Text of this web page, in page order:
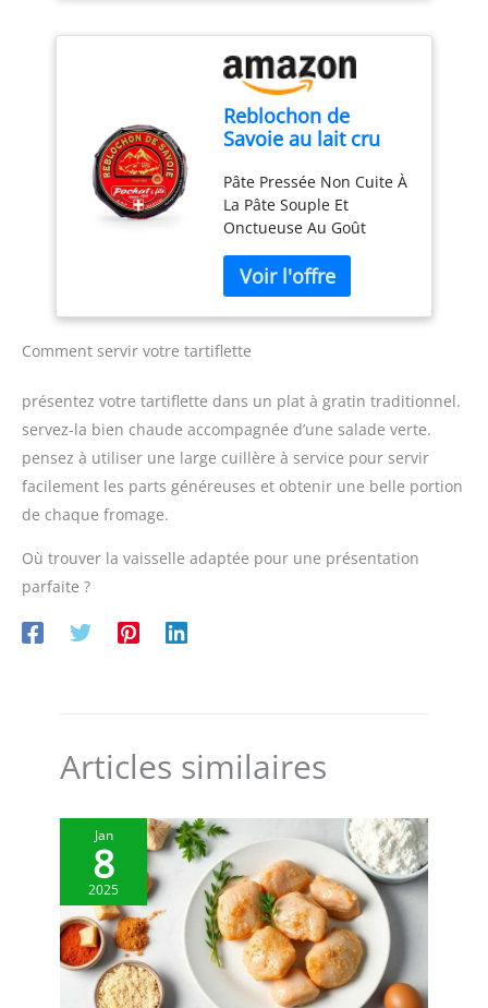
Reblochon de
Savoie au lait cru
Pâte Pressée Non Cuite À
La Pâte Souple Et
Onctueuse Au Goût
Légèrement Salé
Comment servir votre tartiflette
présentez votre tartiflette dans un plat à gratin traditionnel.
servez-la bien chaude accompagnée d’une salade verte.
pensez à utiliser une large cuillère à service pour servir
facilement les parts généreuses et obtenir une belle portion
de chaque fromage.
Où trouver la vaisselle adaptée pour une présentation
parfaite ?
Articles similaires
Jan
8
2025